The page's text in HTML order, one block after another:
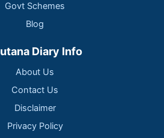
Govt Schemes
Blog
Diary Info
About Us
Contact Us
Disclaimer
Privacy Policy